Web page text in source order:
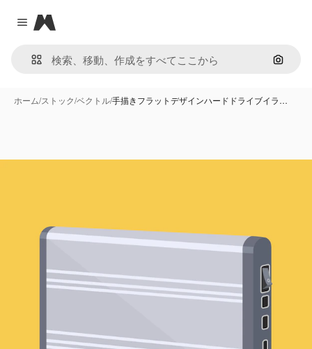
Close menu
Magnific
画像で
ホーム/ストック/ベクトル/手描きフラットデザインハードドライブイラ…